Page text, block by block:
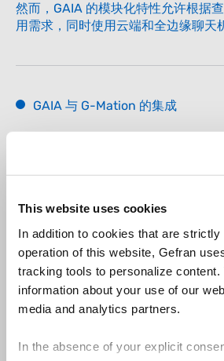
This website uses cookies
In addition to cookies that are
operation of this website, Gefran
tracking tools to personalize content.
information about your use of our
media and analytics partners.
In the absence of your explicit
然而，GAIA 的模块化特性允许根据
用需求，同时使用云端和全边缘聊天
GAIA 与 G-Mation 的集成
G-Mation 平台特别适合支持 GAIA 在
种模式下的部署。
新，即使是在已投入使用的机器上。
除了 PLC 中集成的用于机器控制和
能管理其他的后端。
特别是，GAIA 容器中包含的后端允
G-Mation 操作员面板上直接调用该
这就像在个人电脑的浏览器中打开一
至于基于云端的部署，G-Mation